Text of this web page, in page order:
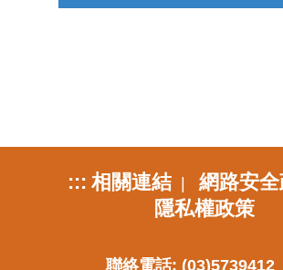
面衝擊。
::: 相關連結| 網路安
隱私權政策
聯絡電話: (03)5739412